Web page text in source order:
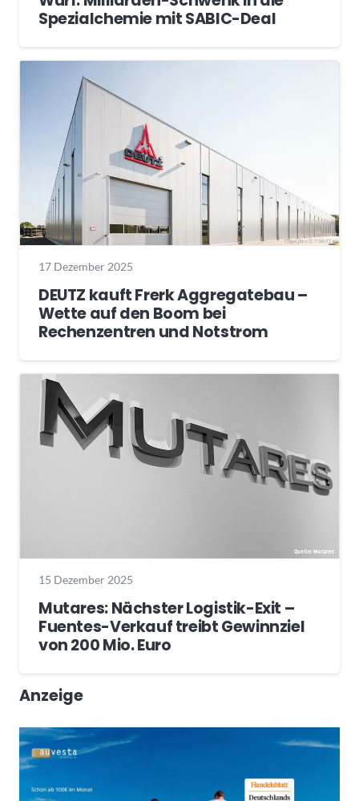
Spezialchemie mit SABIC-Deal
17 Dezember 2025
DEUTZ kauft Frerk Aggregatebau –
Wette auf den Boom bei
Rechenzentren und Notstrom
15 Dezember 2025
Mutares: Nächster Logistik-Exit –
Fuentes-Verkauf treibt Gewinnziel
von 200 Mio. Euro
Anzeige